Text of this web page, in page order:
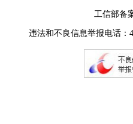
工信部备
违法和不良信息举报电话